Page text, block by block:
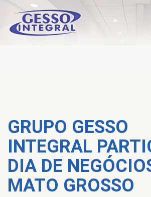
GRUPO GESSO
INTEGRAL
DIA DE
MATO GROSSO